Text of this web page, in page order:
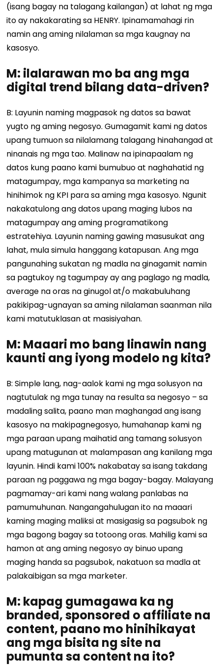
(isang bagay na talagang kailangan) at lahat ng mga
ito ay nakakarating sa HENRY. Ipinamamahagi rin
namin ang aming nilalaman sa mga kaugnay na
kasosyo.
M: ilalarawan mo ba ang mga
digital trend bilang data-driven?
B: Layunin naming magpasok ng datos sa bawat
yugto ng aming negosyo. Gumagamit kami ng datos
upang tumuon sa nilalamang talagang hinahangad at
ninanais ng mga tao. Malinaw na ipinapaalam ng
datos kung paano kami bumubuo at naghahatid ng
matagumpay, mga kampanya sa marketing na
hinihimok ng KPI para sa aming mga kasosyo. Ngunit
nakakatulong ang datos upang maging lubos na
matagumpay ang aming programatikong
estratehiya. Layunin naming gawing masusukat ang
lahat, mula simula hanggang katapusan. Ang mga
pangunahing sukatan ng madla na ginagamit namin
sa pagtukoy ng tagumpay ay ang paglago ng madla,
average na oras na ginugol at/o makabuluhang
pakikipag-ugnayan sa aming nilalaman saanman nila
kami matutuklasan at masisiyahan.
M: Maaari mo bang linawin nang
kaunti ang iyong modelo ng kita?
B: Simple lang, nag-aalok kami ng mga solusyon na
nagtutulak ng mga tunay na resulta sa negosyo – sa
madaling salita, paano man maghangad ang isang
kasosyo na makipagnegosyo, humahanap kami ng
mga paraan upang maihatid ang tamang solusyon
upang matugunan at malampasan ang kanilang mga
layunin. Hindi kami 100% nakabatay sa isang takdang
paraan ng paggawa ng mga bagay-bagay. Malayang
pagmamay-ari kami nang walang panlabas na
pamumuhunan. Nangangahulugan ito na maaari
kaming maging maliksi at masigasig sa pagsubok ng
mga bagong bagay sa totoong oras. Mahilig kami sa
hamon at ang aming negosyo ay binuo upang
maging handa sa pagsubok, nakatuon sa madla at
palakaibigan sa mga marketer.
M: kapag gumagawa ka ng
branded, sponsored o affiliate na
content, paano mo hinihikayat
ang mga bisita ng site na
pumunta sa content na ito?